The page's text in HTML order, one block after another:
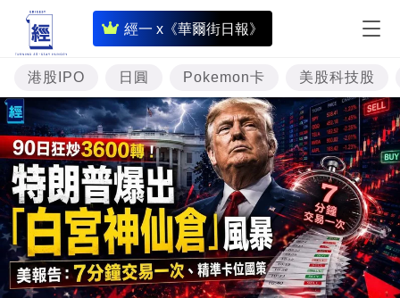
經一 x《華爾街日報》
即
時
財
經
專
題
投
資
樓
市
港股IPO 日圓 Pokemon卡 美股科技股